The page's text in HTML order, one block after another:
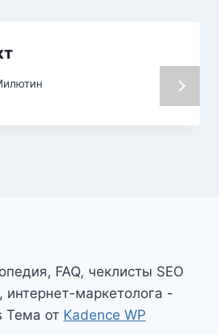
FAQ, чеклисты SEO
интернет-маркетолога -
Тема от Kadence WP